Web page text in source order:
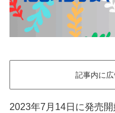
記事内に広
2023年7月14日に発売開